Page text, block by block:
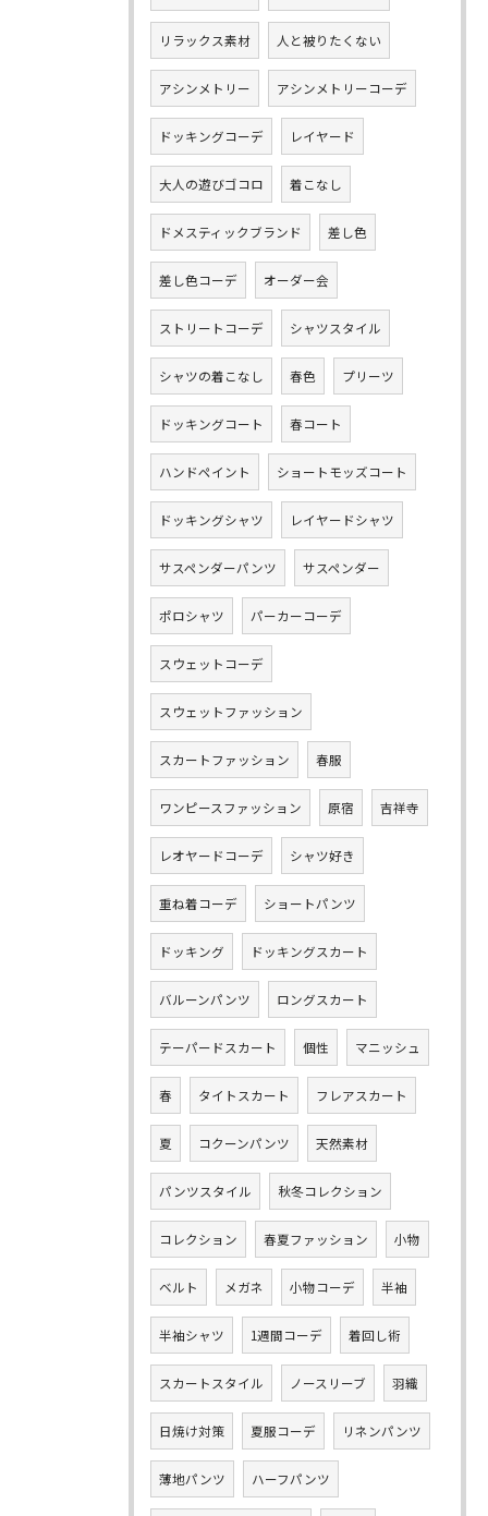
リラックス素材 人と被りたくない
アシンメトリー アシンメトリーコーデ
ドッキングコーデ レイヤード
大人の遊びゴコロ 着こなし
ドメスティックブランド 差し色
差し色コーデ オーダー会
ストリートコーデ シャツスタイル
シャツの着こなし 春色 プリーツ
ドッキングコート 春コート
ハンドペイント ショートモッズコート
ドッキングシャツ レイヤードシャツ
サスペンダーパンツ サスペンダー
ポロシャツ パーカーコーデ
スウェットコーデ
スウェットファッション
スカートファッション 春服
ワンピースファッション 原宿 吉祥寺
レオヤードコーデ シャツ好き
重ね着コーデ ショートパンツ
ドッキング ドッキングスカート
バルーンパンツ ロングスカート
テーパードスカート 個性 マニッシュ
春 タイトスカート フレアスカート
夏 コクーンパンツ 天然素材
パンツスタイル 秋冬コレクション
コレクション 春夏ファッション 小物
ベルト メガネ 小物コーデ 半袖
半袖シャツ 1週間コーデ 着回し術
スカートスタイル ノースリーブ 羽織
日焼け対策 夏服コーデ リネンパンツ
薄地パンツ ハーフパンツ